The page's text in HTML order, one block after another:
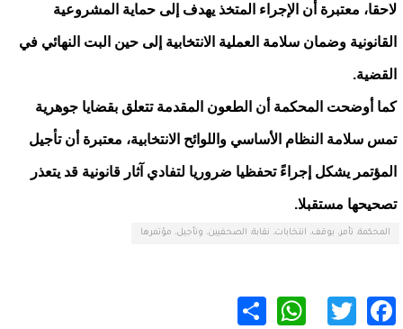
لاحقا، معتبرة أن الإجراء المتخذ يهدف إلى حماية المشروعية
القانونية وضمان سلامة العملية الانتخابية إلى حين البت النهائي في
القضية.
كما أوضحت المحكمة أن الطعون المقدمة تتعلق بقضايا جوهرية
تمس سلامة النظام الأساسي واللوائح الانتخابية، معتبرة أن تأجيل
المؤتمر يشكل إجراءً تحفظيا ضروريا لتفادي آثار قانونية قد يتعذر
تصحيحها مستقبلا.
المحكمة، تأمر، بوقف، انتخابات، نقابة، الصحفيين، وتأجيل، مؤتمرها
Facebook
Twitter
WhatsApp